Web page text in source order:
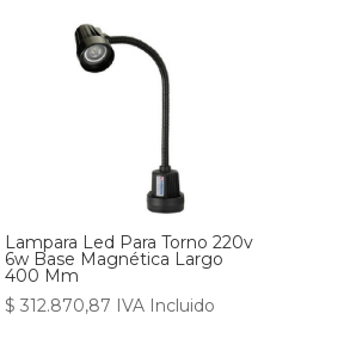
Lampara Led Para Torno 220v
6w Base Magnética Largo
400 Mm
$ 312.870,87 IVA Incluido